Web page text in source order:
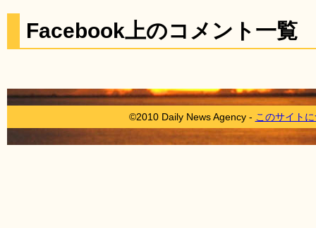
Facebook上のコメント一覧
©2010 Daily News Agency - このサイト